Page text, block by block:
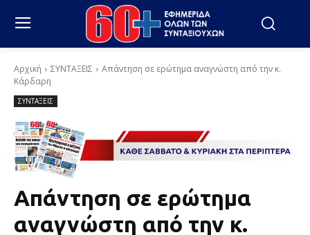
Αρχική ΣΥΝΤΑΞΕΙΣ
Απάντηση σε ερώτημα αναγνώστη από την κ.
Κάρδαρη
ΣΥΝΤΑΞΕΙΣ
Απάντηση σε ερώτημα
αναγνώστη από την κ.